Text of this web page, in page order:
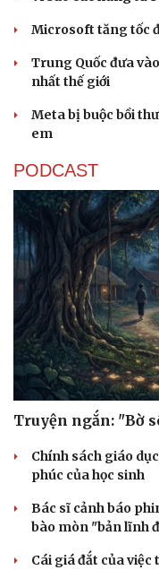
Bóng đá
Lịch thi đấu bóng đá
eSports
Hậu trường
Microsoft tăng tốc
Trung Quốc đưa
nhất thế giới
Meta bị buộc bồi
em
PODCAST
Truyện ngắn: "Bờ
Chính sách giáo
phúc của học sinh
Bác sĩ cảnh báo
bào mòn "bản lĩnh
Cái giá đắt của